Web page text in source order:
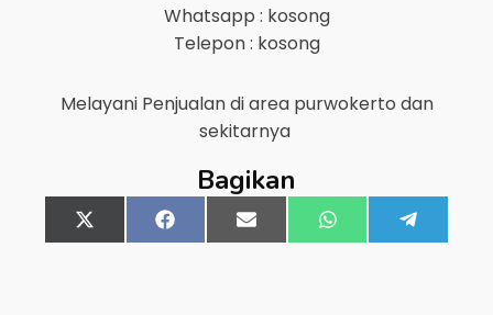
Whatsapp : kosong
Telepon : kosong
Melayani Penjualan di area purwokerto dan
sekitarnya
Bagikan
Share
on
X
(Twitter)
Share
on
FacebookShare
on
Email Share
on
WhatsApp
on